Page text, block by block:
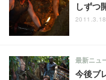
しずつ
今後ブ
最新ニュ